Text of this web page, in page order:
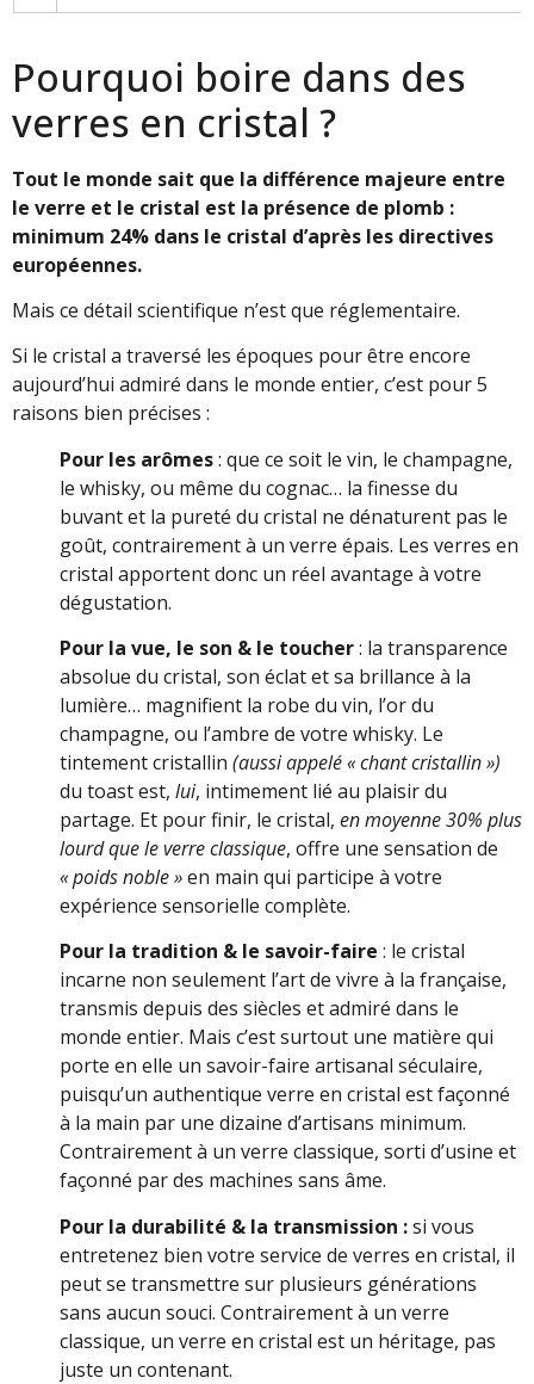
Pourquoi boire dans des
verres en cristal ?
Tout le monde sait que la différence majeure entre
le verre et le cristal est la présence de plomb :
minimum 24% dans le cristal d’après les directives
européennes.
Mais ce détail scientifique n’est que réglementaire.
Si le cristal a traversé les époques pour être encore
aujourd’hui admiré dans le monde entier, c’est pour 5
raisons bien précises :
Pour les arômes: que ce soit le vin, le champagne,
le whisky, ou même du cognac… la finesse du
buvant et la pureté du cristal ne dénaturent pas le
goût, contrairement à un verre épais. Les verres en
cristal apportent donc un réel avantage à votre
dégustation.
Pour la vue, le son & le toucher: la transparence
absolue du cristal, son éclat et sa brillance à la
lumière… magnifient la robe du vin, l’or du
champagne, ou l’ambre de votre whisky. Le
tintement cristallin (aussi appelé « chant cristallin »)
du toast est, lui, intimement lié au plaisir du
partage. Et pour finir, le cristal, en moyenne 30% plus
lourd que le verre classique, offre une sensation de
« poids noble »en main qui participe à votre
expérience sensorielle complète.
Pour la tradition & le savoir-faire : le cristal
incarne non seulement l’art de vivre à la française,
transmis depuis des siècles et admiré dans le
monde entier. Mais c’est surtout une matière qui
porte en elle un savoir-faire artisanal séculaire,
puisqu’un authentique verre en cristal est façonné
à la main par une dizaine d’artisans minimum.
Contrairement à un verre classique, sorti d’usine et
façonné par des machines sans âme.
Pour la durabilité & la transmission :si vous
entretenez bien votre service de verres en cristal, il
peut se transmettre sur plusieurs générations
sans aucun souci. Contrairement à un verre
classique, un verre en cristal est un héritage, pas
juste un contenant.